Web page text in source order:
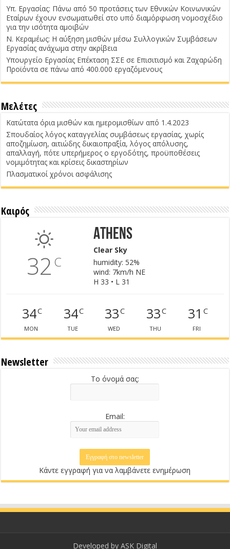
Υπ. Εργασίας: Πάνω από 50 προτάσεις των Εθνικών Κοινωνικών
Εταίρων έχουν ενσωματωθεί στο υπό διαμόρφωση νομοσχέδιο
για την ισότητα αμοιβών
Ν. Κεραμέως: Η αύξηση μισθών μέσω Συλλογικών Συμβάσεων
Εργασίας ανάχωμα στην ακρίβεια
Υπουργείο Εργασίας Επέκταση ΣΣΕ σε Επισιτισμό και Ζαχαρώδη
Προϊόντα σε πάνω από 400.000 εργαζόμενους
Μελέτες
Κατώτατα όρια μισθών και ημερομισθίων από 1.4.2023
Σπουδαίος λόγος καταγγελίας συμβάσεως εργασίας, χωρίς
αποζημίωση, αιτιώδης δικαιοπραξία, λόγος απόλυσης,
απαλλαγή, πότε υπερήμερος ο εργοδότης, προϋποθέσεις
νομιμότητας και κρίσεις δικαστηρίων
Πλασματικοί χρόνοι ασφάλισης
Καιρός
32 C
Athens
Clear Sky
humidity: 52%
wind: 7km/h NE
H 33 • L 31
34C
MON
34C
TUE
33C
WED
33C
THU
31 C
FRI
Newsletter
Το όνομά σας:
Email:
Κάντε εγγραφή για να λαμβάνετε ενημέρωση
Developed by ASK Digital